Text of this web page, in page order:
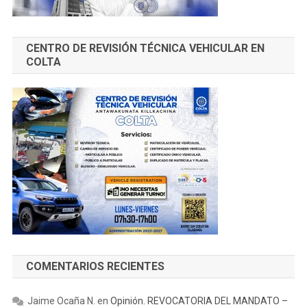
CENTRO DE REVISIÓN TÉCNICA VEHICULAR EN
COLTA
COMENTARIOS RECIENTES
Jaime Ocaña N. en Opinión. REVOCATORIA DEL MANDATO –